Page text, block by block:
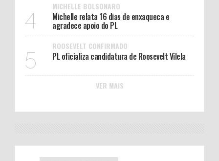
4 MICHELLE BOLSONARO
Michelle relata 16 dias de enxaqueca e
agradece apoio do PL
5 ROOSEVELT CONFIRMADO
PL oficializa candidatura de Roosevelt Vilela
VER MAIS